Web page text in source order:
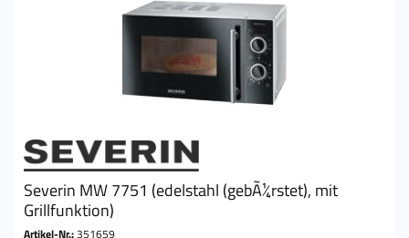
Severin MW 7751 (edelstahl (gebÃ¼rstet), mit
Grillfunktion)
Artikel-Nr.:351659